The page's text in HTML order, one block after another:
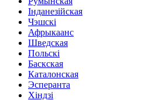
Інданезійская
Чэшскі
Афрыкаанс
Шведская
Польскі
Баскская
Каталонская
Эсперанта
Хіндзі